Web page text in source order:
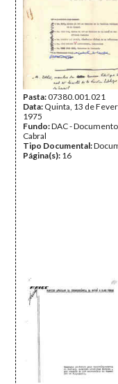
Pasta:07380.001.021
Data: Quinta, 13 de
1975
Fundo:DAC -
Cabral
Tipo Documental:
Página(s): 16